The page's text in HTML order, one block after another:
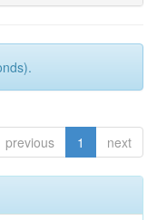
previous 1 next